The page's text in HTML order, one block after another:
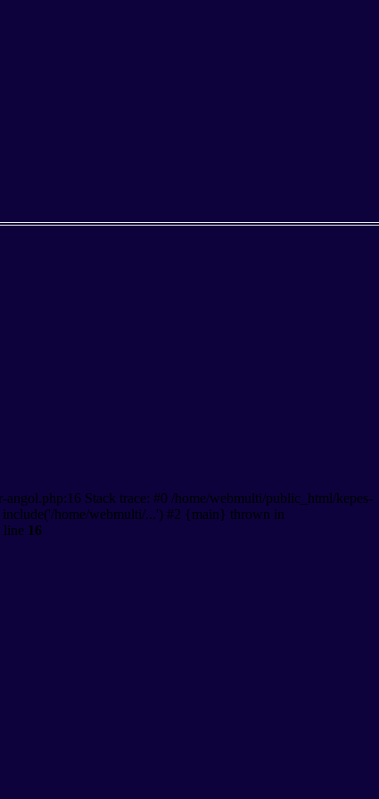
Stack trace: #0 /home/webmulti/public_html/kepes-
include('/home/webmulti/...') #2 {main} thrown in
line 16